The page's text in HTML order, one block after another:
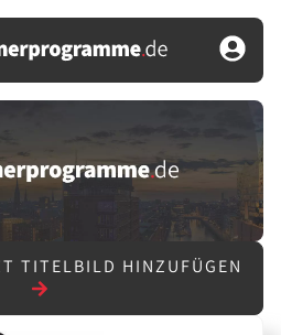
TITELBILD HINZUFÜGEN